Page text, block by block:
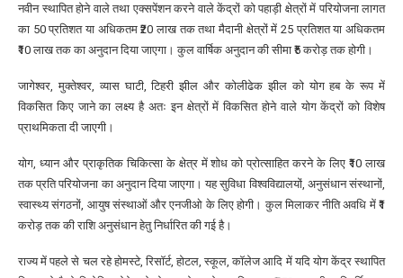
नवीन स्थापित होने वाले तथा एक्सपेंशन करने वाले केंद्रों को पहाड़ी क्षेत्रों में परियोजना लागत
का 50 प्रतिशत या अधिकतम ₹20 लाख तक तथा मैदानी क्षेत्रों में 25 प्रतिशत या अधिकतम
₹10 लाख तक का अनुदान दिया जाएगा। कुल वार्षिक अनुदान की सीमा ₹5 करोड़ तक होगी।
जागेश्वर, मुक्तेश्वर, व्यास घाटी, टिहरी झील और कोलीढेक झील को योग हब के रूप में
विकसित किए जाने का लक्ष्य है अतः इन क्षेत्रों में विकसित होने वाले योग केंद्रों को विशेष
प्राथमिकता दी जाएगी।
योग, ध्यान और प्राकृतिक चिकित्सा के क्षेत्र में शोध को प्रोत्साहित करने के लिए ₹10 लाख
तक प्रति परियोजना का अनुदान दिया जाएगा। यह सुविधा विश्वविद्यालयों, अनुसंधान संस्थानों,
स्वास्थ्य संगठनों, आयुष संस्थाओं और एनजीओ के लिए होगी। कुल मिलाकर नीति अवधि में ₹1
करोड़ तक की राशि अनुसंधान हेतु निर्धारित की गई है।
राज्य में पहले से चल रहे होमस्टे, रिसॉर्ट, होटल, स्कूल, कॉलेज आदि में यदि योग केंद्र स्थापित